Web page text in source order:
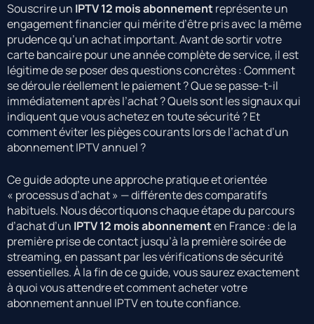
Souscrire un IPTV 12 mois abonnementreprésente un
engagement financier qui mérite d’être pris avec la même
prudence qu’un achat important. Avant de sortir votre
carte bancaire pour une année complète de service, il est
légitime de se poser des questions concrètes : Comment
se déroule réellement le paiement ? Que se passe-t-il
immédiatement après l’achat ? Quels sont les signaux qui
indiquent que vous achetez en toute sécurité ? Et
comment éviter les pièges courants lors de l’achat d’un
abonnement IPTV annuel ?
Ce guide adopte une approche pratique et orientée
« processus d’achat » — différente des comparatifs
habituels. Nous décortiquons chaque étape du parcours
d’achat d’un IPTV 12 mois abonnementen France : de la
première prise de contact jusqu’à la première soirée de
streaming, en passant par les vérifications de sécurité
essentielles. À la fin de ce guide, vous saurez exactement
à quoi vous attendre et comment acheter votre
abonnement annuel IPTV en toute confiance.